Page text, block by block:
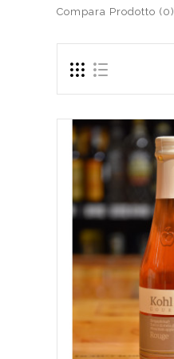
Compara Prodotto (0)